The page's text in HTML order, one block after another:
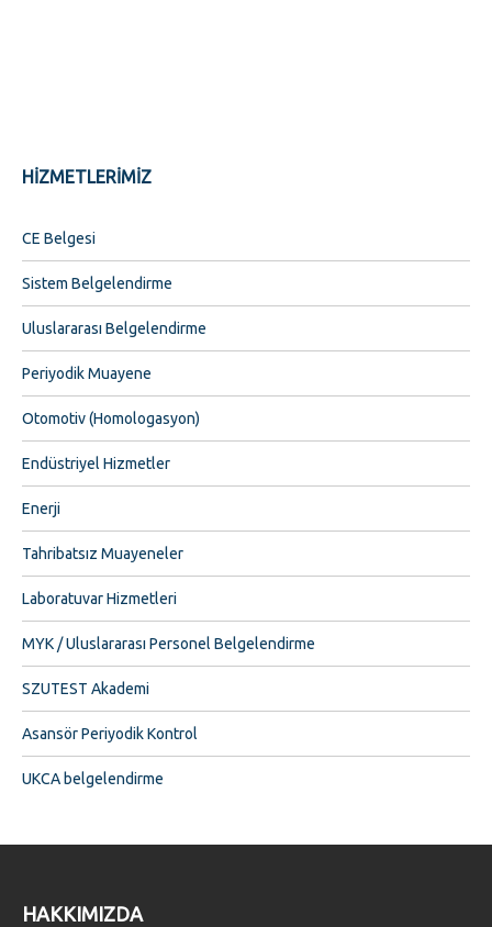
HIZMETLERIMIZ
CE Belgesi
Sistem Belgelendirme
Uluslararası Belgelendirme
Periyodik Muayene
Otomotiv (Homologasyon)
Endüstriyel Hizmetler
Enerji
Tahribatsız Muayeneler
Laboratuvar Hizmetleri
MYK / Uluslararası Personel Belgelendirme
SZUTEST Akademi
Asansör Periyodik Kontrol
UKCA belgelendirme
HAKKIMIZDA